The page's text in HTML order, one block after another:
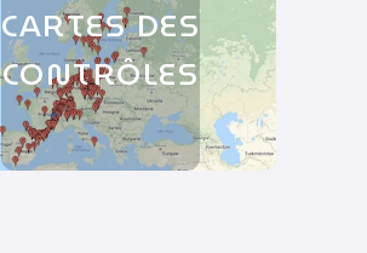
CARTES DES
CONTRÔLES